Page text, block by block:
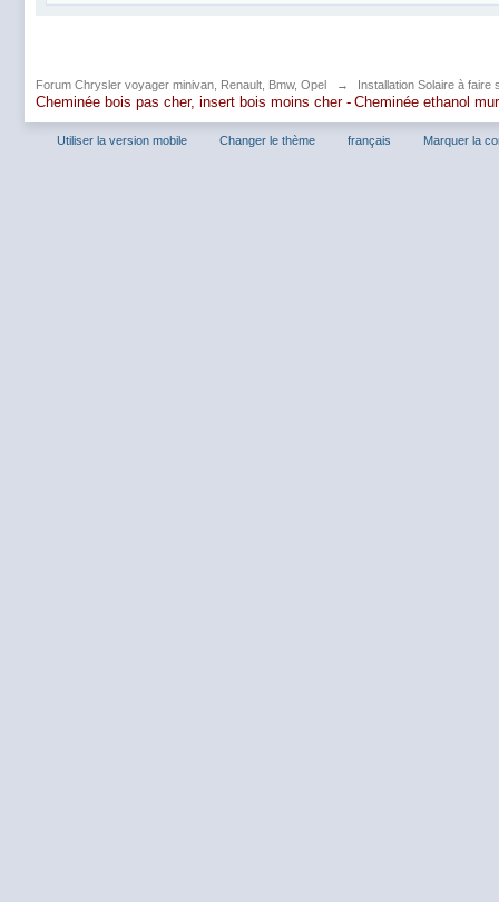
Forum Chrysler voyager minivan, Renault, Bmw, Opel → Installation Solaire à faire
Cheminée bois pas cher, insert bois moins cher - Cheminée ethanol
Utiliser la version mobile Changer le thème français Marquer la